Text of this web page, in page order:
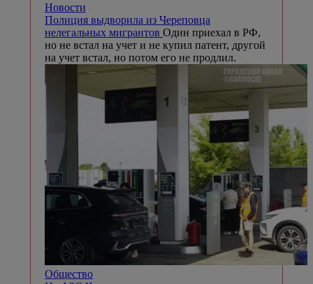
Новости
Полиция выдворила из Череповца
нелегальных мигрантов Один приехал в РФ,
но не встал на учет и не купил патент, другой
на учет встал, но потом его не продлил.
Общество